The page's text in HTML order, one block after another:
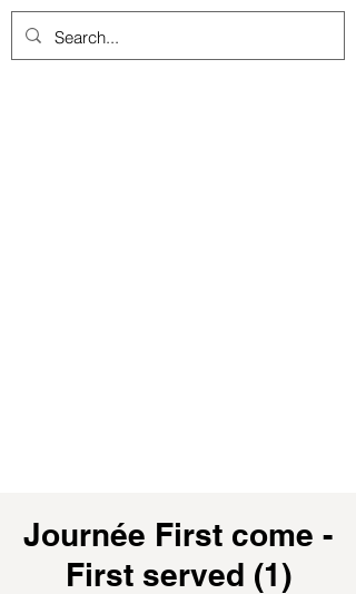
Journée First come -
First served (1)